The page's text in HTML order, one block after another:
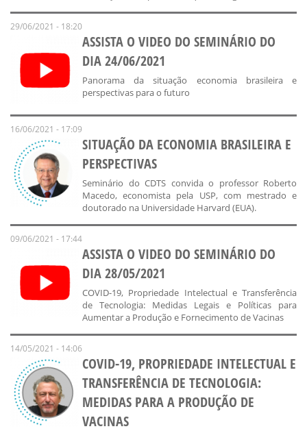
29/06/2021 - 18:20
ASSISTA O VIDEO DO SEMINÁRIO DO
DIA 24/06/2021
Panorama da situação economia brasileira e
perspectivas para o futuro
16/06/2021 - 17:09
SITUAÇÃO DA ECONOMIA BRASILEIRA E
PERSPECTIVAS
Seminário do CDTS convida o professor Roberto
Macedo, economista pela USP, com mestrado e
doutorado na Universidade Harvard (EUA).
09/06/2021 - 17:44
ASSISTA O VIDEO DO SEMINÁRIO DO
DIA 28/05/2021
COVID-19, Propriedade Intelectual e Transferência
de Tecnologia: Medidas Legais e Políticas para
Aumentar a Produção e Fornecimento de Vacinas
14/05/2021 - 14:06
COVID-19, PROPRIEDADE INTELECTUAL E
TRANSFERÊNCIA DE TECNOLOGIA:
MEDIDAS PARA A PRODUÇÃO DE
VACINAS